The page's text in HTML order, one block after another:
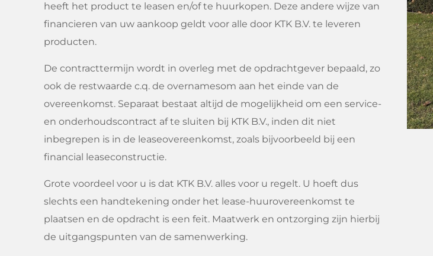
heeft het product te leasen en/of te huurkopen. Deze andere wijze van
financieren van uw aankoop geldt voor alle door KTK B.V. te leveren
producten.
De contracttermijn wordt in overleg met de opdrachtgever bepaald, zo
ook de restwaarde c.q. de overnamesom aan het einde van de
overeenkomst. Separaat bestaat altijd de mogelijkheid om een service-
en onderhoudscontract af te sluiten bij KTK B.V., inden dit niet
inbegrepen is in de leaseovereenkomst, zoals bijvoorbeeld bij een
financial leaseconstructie.
Grote voordeel voor u is dat KTK B.V. alles voor u regelt. U hoeft dus
slechts een handtekening onder het lease-huurovereenkomst te
plaatsen en de opdracht is een feit. Maatwerk en ontzorging zijn hierbij
de uitgangspunten van de samenwerking.